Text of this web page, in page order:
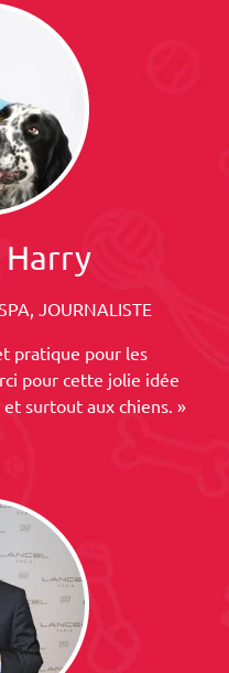
Harry
JOURNALISTE
pratique pour les
pour cette jolie idée
surtout aux chiens. »